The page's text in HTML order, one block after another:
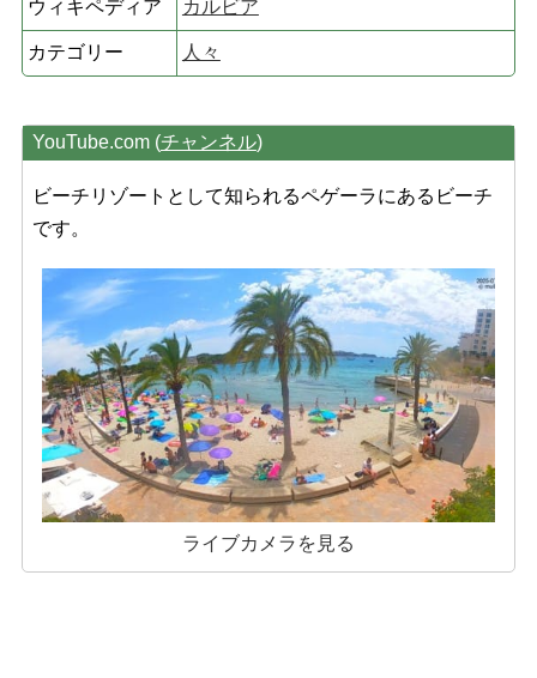
ウィキペディア カルビア
カテゴリー 人々
YouTube.com (チャンネル)
ビーチリゾートとして知られるペゲーラにあるビーチ
です。
ライブカメラを見る